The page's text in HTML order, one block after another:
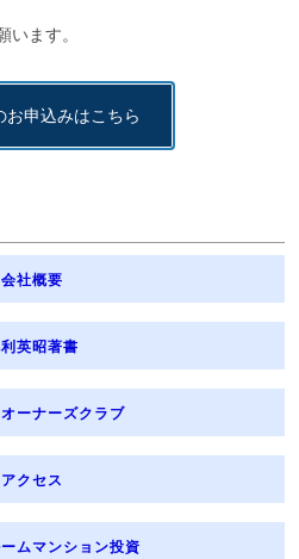
ます。
お申込みはこちら
会社概要
英昭著書
ーナーズクラブ
アクセス
ムマンション投資